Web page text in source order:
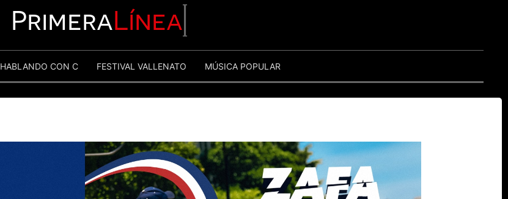
PrimeraLínea
HABLANDO CON C FESTIVAL VALLENATO MÚSICA POPULAR